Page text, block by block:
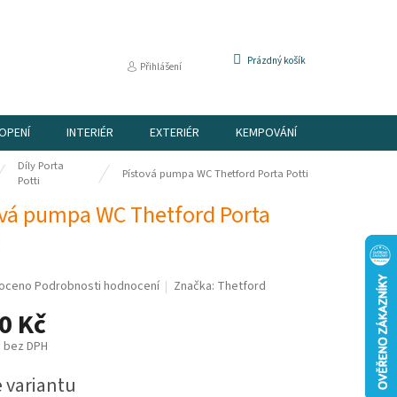
Přihlášení
NÁKUPNÍ
Prázdný košík
INTERIÉR EXTERIÉR KEMPOVÁNÍ
Díly Porta
Potti
Pístová pumpa WC Thetford Porta Potti
pumpa WC Thetford Porta
Podrobnosti hodnocení Značka: Thetford
Kč
DPH
variantu